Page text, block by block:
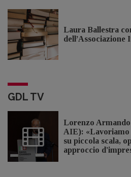
Laura Ballestra
dell’Associazione
GDL TV
Lorenzo
AIE): «Lavoriamo
su piccola scala,
approccio